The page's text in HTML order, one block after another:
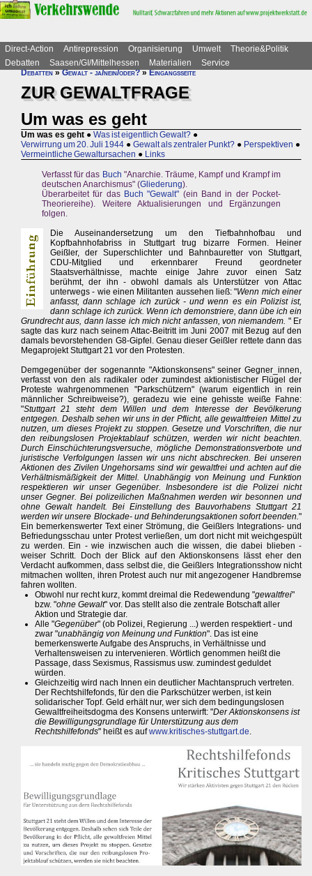
Direct-Action Antirepression Organisierung Umwelt
Theorie&Politik
Debatten
Saasen/GI/Mittelhessen Materialien
Service
Debatten»Gewalt - ja/nein/oder?»Eingangsseite
ZUR GEWALTFRAGE
Um was es geht
Um was es geht ● Was ist eigentlich Gewalt? ●
Verwirrung um 20. Juli 1944 ● Gewalt als zentraler Punkt? ● Perspektiven ●
Vermeintliche Gewaltursachen ● Links
Verfasst für das Buch "Anarchie. Träume, Kampf und Krampf im
deutschen Anarchismus" (Gliederung).
Überarbeitet für das Buch "Gewalt" (ein Band in der Pocket-
Theoriereihe). Weitere Aktualisierungen und Ergänzungen
folgen.
Die Auseinandersetzung um den Tiefbahnhofbau und
Kopfbahnhofabriss in Stuttgart trug bizarre Formen. Heiner
Geißler, der Superschlichter und Bahnbauretter von Stuttgart,
CDU-Mitglied und erkennbarer Freund geordneter
Staatsverhältnisse, machte einige Jahre zuvor einen Satz
berühmt, der ihn - obwohl damals als Unterstützer von Attac
unterwegs - wie einen Militanten aussehen ließ: "Wenn mich einer
anfasst, dann schlage ich zurück - und wenn es ein Polizist ist,
dann schlage ich zurück. Wenn ich demonstriere, dann übe ich ein
Grundrecht aus, dann lasse ich mich nicht anfassen, von niemandem. " Er
sagte das kurz nach seinem Attac-Beitritt im Juni 2007 mit Bezug auf den
damals bevorstehenden G8-Gipfel. Genau dieser Geißler rettete dann das
Megaprojekt Stuttgart 21 vor den Protesten.
Demgegenüber der sogenannte "Aktionskonsens" seiner Gegner_innen,
verfasst von den als radikaler oder zumindest aktionistischer Flügel der
Proteste wahrgenommenen "Parkschützern" (warum eigentlich in rein
männlicher Schreibweise?), geradezu wie eine gehisste weiße Fahne:
"Stuttgart 21 steht dem Willen und dem Interesse der Bevölkerung
entgegen. Deshalb sehen wir uns in der Pflicht, alle gewaltfreien Mittel zu
nutzen, um dieses Projekt zu stoppen. Gesetze und Vorschriften, die nur
den reibungslosen Projektablauf schützen, werden wir nicht beachten.
Durch Einschüchterungsversuche, mögliche Demonstrationsverbote und
juristische Verfolgungen lassen wir uns nicht abschrecken. Bei unseren
Aktionen des Zivilen Ungehorsams sind wir gewaltfrei und achten auf die
Verhältnismäßigkeit der Mittel. Unabhängig von Meinung und Funktion
respektieren wir unser Gegenüber. Insbesondere ist die Polizei nicht
unser Gegner. Bei polizeilichen Maßnahmen werden wir besonnen und
ohne Gewalt handelt. Bei Einstellung des Bauvorhabens Stuttgart 21
werden wir unsere Blockade- und Behinderungsaktionen sofort beenden."
Ein bemerkenswerter Text einer Strömung, die Geißlers Integrations- und
Befriedungsschau unter Protest verließen, um dort nicht mit weichgespült
zu werden. Ein - wie inzwischen auch die wissen, die dabei blieben -
weiser Schritt. Doch der Blick auf den Aktionskonsens lässt eher den
Verdacht aufkommen, dass selbst die, die Geißlers Integrationsshow nicht
mitmachen wollten, ihren Protest auch nur mit angezogener Handbremse
fahren wollten.
Obwohl nur recht kurz, kommt dreimal die Redewendung "gewaltfrei"
bzw. "ohne Gewalt" vor. Das stellt also die zentrale Botschaft aller
Aktion und Strategie dar.
Alle "Gegenüber" (ob Polizei, Regierung ...) werden respektiert - und
zwar "unabhängig von Meinung und Funktion". Das ist eine
bemerkenswerte Aufgabe des Anspruchs, in Verhältnisse und
Verhaltensweisen zu intervenieren. Wörtlich genommen heißt die
Passage, dass Sexismus, Rassismus usw. zumindest geduldet
würden.
Gleichzeitig wird nach Innen ein deutlicher Machtanspruch vertreten.
Der Rechtshilfefonds, für den die Parkschützer werben, ist kein
solidarischer Topf. Geld erhält nur, wer sich dem bedingungslosen
Gewaltfreiheitsdogma des Konsens unterwirft: "Der Aktionskonsens ist
die Bewilligungsgrundlage für Unterstützung aus dem
Rechtshilfefonds" heißt es aufwww.kritisches-stuttgart.de.